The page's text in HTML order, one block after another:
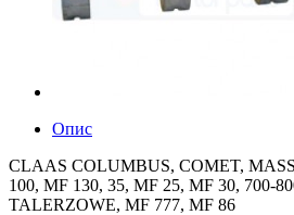
Опис
CLAAS COLUMBUS, COMET,
100, MF 130, 35, MF 25, MF 30, 700-
TALERZOWE, MF 777, MF 86